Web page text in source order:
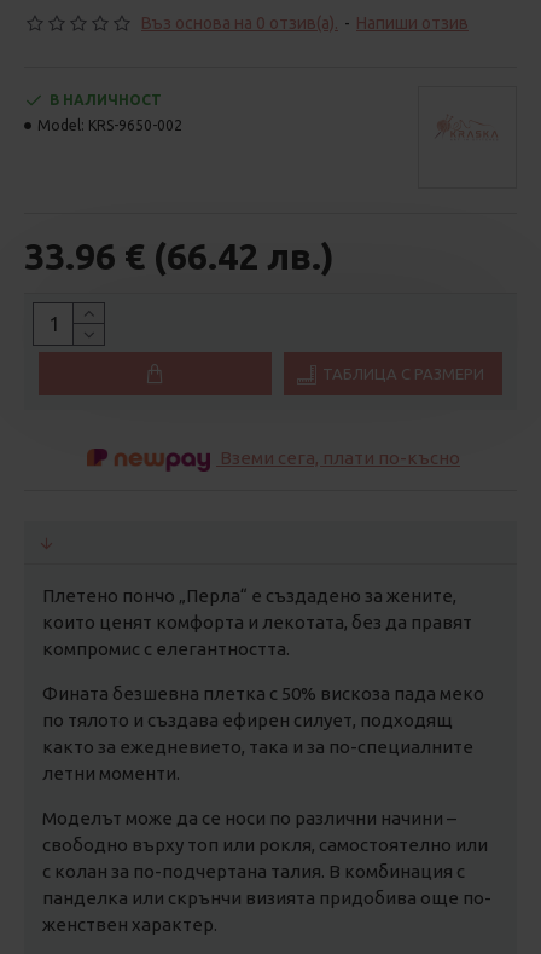
Въз основа на 0 отзив(а). - Напиши отзив
33.96 € (66.42 лв.)
В НАЛИЧНОСТ
Model: KRS-9650-002
ТАБЛИЦА С РАЗМЕРИ
Вземи сега, плати по-късно
Плетенo пончо „Перла“ е създадено за жените,
които ценят комфорта и лекотата, без да правят
компромис с елегантността.
Фината безшевна плетка с 50% вискоза пада меко
по тялото и създава ефирен силует, подходящ
както за ежедневието, така и за по-специалните
летни моменти.
Моделът може да се носи по различни начини –
свободно върху топ или рокля, самостоятелно или
с колан за по-подчертана талия. В комбинация с
панделка или скрънчи визията придобива още по-
женствен характер.